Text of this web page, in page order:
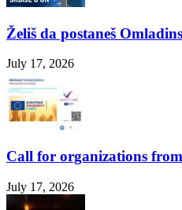
Želiš da postaneš
July 17, 2026
Call for organizations
July 17, 2026